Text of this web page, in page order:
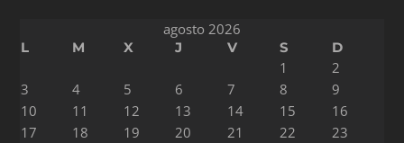
agosto 2026
L M X J V S D
1
2
3
4 5 6 7 8
9
10
11 12 13 14 15
16
17
18 19 20 21 22
23